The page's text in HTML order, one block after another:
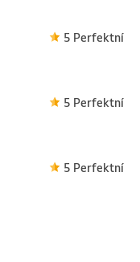
5 Perfektní
5 Perfektní
5 Perfektní